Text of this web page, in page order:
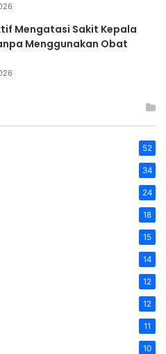
Mengatasi Sakit Kepala
Menggunakan Obat
52
34
24
18
15
14
12
12
11
10